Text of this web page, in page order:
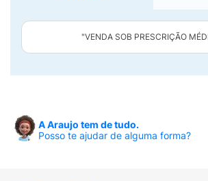
"VENDA SOB PRESCRIÇÃO
A Araujo tem de tudo.
Posso te ajudar de alguma forma?